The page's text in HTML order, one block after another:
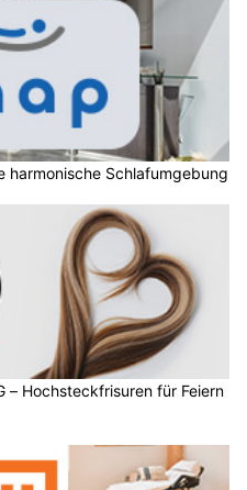
harmonische Schlafumgebung
– Hochsteckfrisuren für Feiern